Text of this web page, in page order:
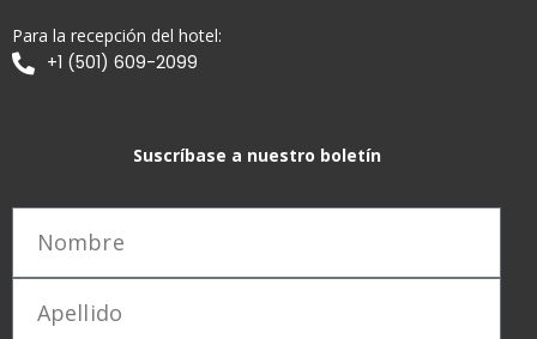
Para la recepción del hotel:
+1 (501) 609-2099
Suscríbase a nuestro boletín